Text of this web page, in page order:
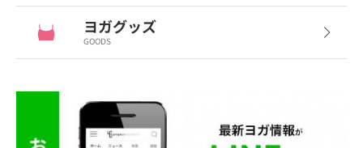
ヨガグッズ
GOODS